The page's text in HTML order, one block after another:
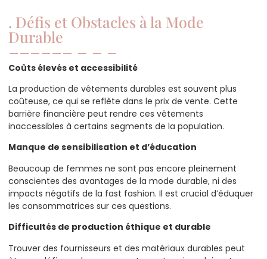
. Défis et Obstacles à la Mode
Durable
Coûts élevés et accessibilité
La production de vêtements durables est souvent plus
coûteuse, ce qui se reflète dans le prix de vente. Cette
barrière financière peut rendre ces vêtements
inaccessibles à certains segments de la population.
Manque de sensibilisation et d’éducation
Beaucoup de femmes ne sont pas encore pleinement
conscientes des avantages de la mode durable, ni des
impacts négatifs de la fast fashion. Il est crucial d’éduquer
les consommatrices sur ces questions.
Difficultés de production éthique et durable
Trouver des fournisseurs et des matériaux durables peut